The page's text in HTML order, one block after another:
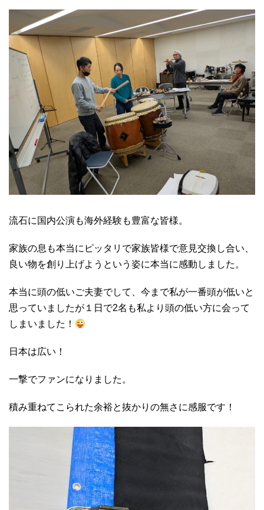
流石に国内公演も海外経験も豊富な皆様。
家族の息も本当にピッタリで家族皆様で意見交換し合い、
良い物を創り上げようという姿に本当に感動しました。
本当に頭の低いご夫妻でして、今まで私が一番頭が低いと
思っていましたが１日で2名も私より頭の低い方に会って
しまいました！
日本は広い！
一撃でファンになりました。
積み重ねてこられた余裕と抜かりの無さに感服です！